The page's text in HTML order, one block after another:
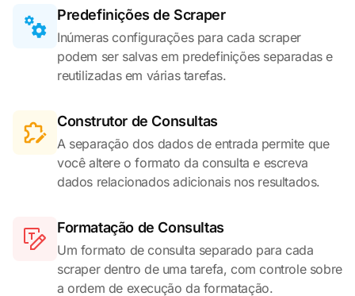
Predefinições de Scraper
Inúmeras configurações para cada scraper
podem ser salvas em predefinições separadas e
reutilizadas em várias tarefas.
Construtor de Consultas
A separação dos dados de entrada permite que
você altere o formato da consulta e escreva
dados relacionados adicionais nos resultados.
Formatação de Consultas
Um formato de consulta separado para cada
scraper dentro de uma tarefa, com controle sobre
a ordem de execução da formatação.